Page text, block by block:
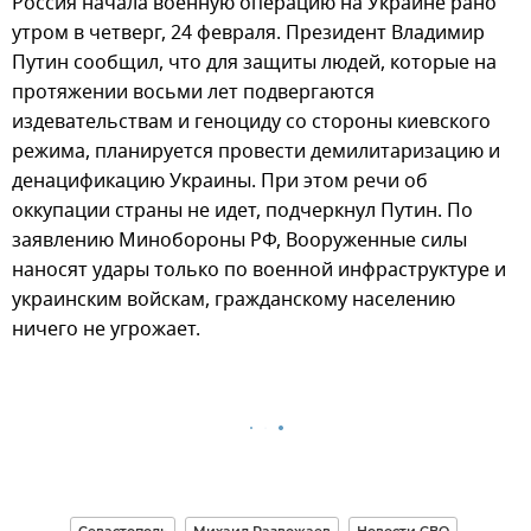
утром в четверг, 24 февраля. Президент Владимир
Путин сообщил, что для защиты людей, которые на
протяжении восьми лет подвергаются
издевательствам и геноциду со стороны киевского
режима, планируется провести демилитаризацию и
денацификацию Украины. При этом речи об
оккупации страны не идет, подчеркнул Путин. По
заявлению Минобороны РФ, Вооруженные силы
наносят удары только по военной инфраструктуре и
украинским войскам, гражданскому населению
ничего не угрожает.